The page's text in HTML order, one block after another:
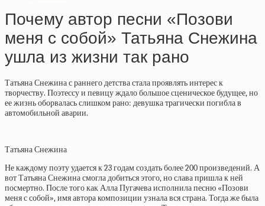
Почему автор песни «Позови
меня с собой» Татьяна Снежина
ушла из жизни так рано
Татьяна Снежина с раннего детства стала проявлять интерес к
творчеству. Поэтессу и певицу ждало большое сценическое будущее, но
ее жизнь оборвалась слишком рано: девушка трагически погибла в
автомобильной аварии.
Татьяна Снежина
Не каждому поэту удается к 23 годам создать более 200 произведений. А
вот Татьяна Снежина смогла добиться этого, но слава пришла к ней
посмертно. После того как Алла Пугачева исполнила песню «Позови
меня с собой», имя автора композиции узнала вся страна. Тогда же была